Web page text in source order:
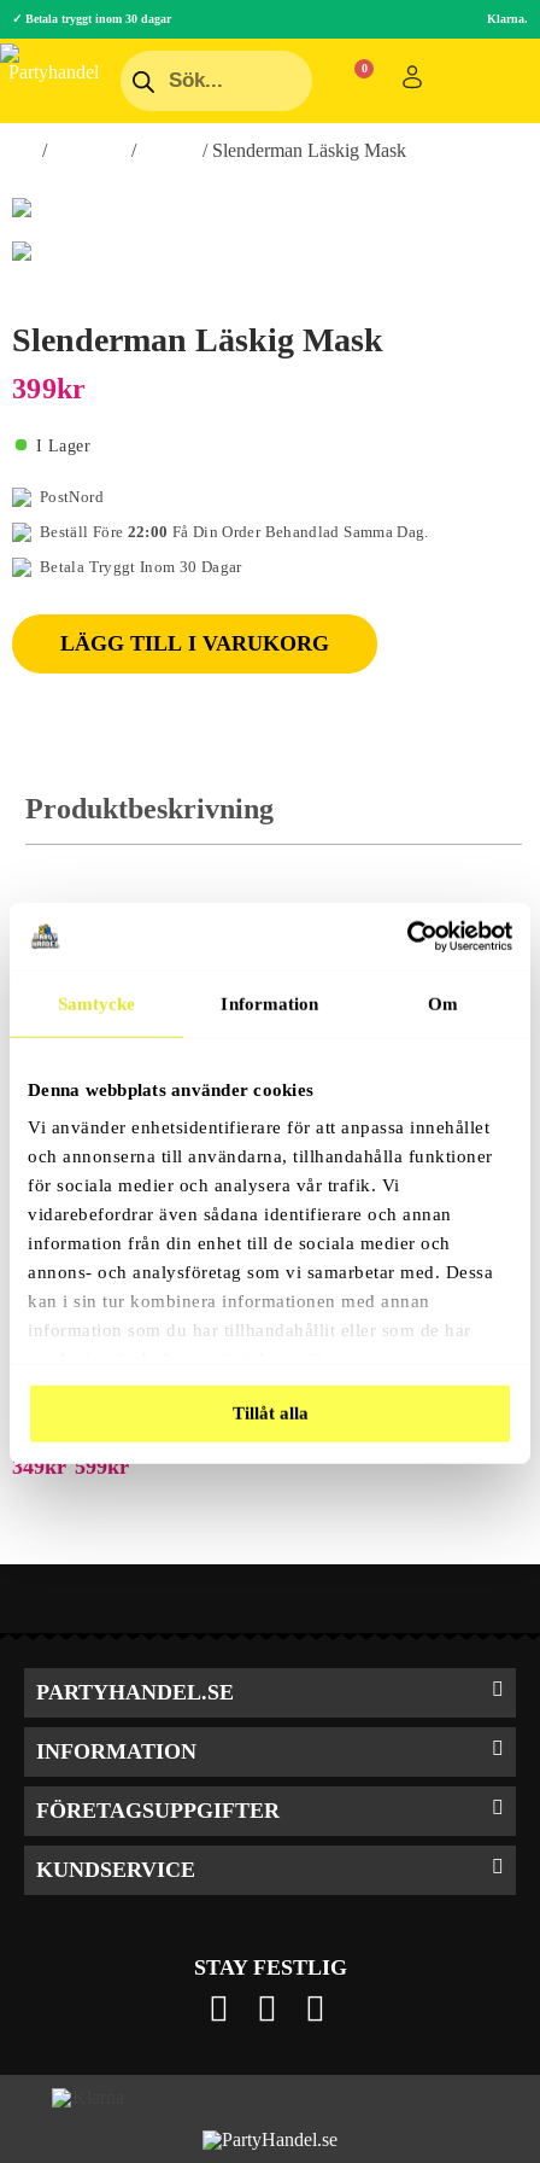
Samtycke Information Om
Denna webbplats använder cookies
Vi använder enhetsidentifierare för att anpassa innehållet
och annonserna till användarna, tillhandahålla funktioner
för sociala medier och analysera vår trafik. Vi
vidarebefordrar även sådana identifierare och annan
information från din enhet till de sociala medier och
annons- och analysföretag som vi samarbetar med. Dessa
kan i sin tur kombinera informationen med annan
information som du har tillhandahållit eller som de har
Tillåt alla
✓ Betala tryggt inom 30 dagar Klarna.
/ / / Slenderman Läskig Mask
Slenderman Läskig Mask
399Kr
I Lager
PostNord
Beställ Före 22:00 Få Din Order Behandlad Samma Dag.
Betala Tryggt Inom 30 Dagar
LÄGG TILL I VARUKORG
Produktbeskrivning
Recensioner (0)
Relaterade Produkter
499 Kr 299 Kr
Super Mario Dräkt Barn &
5.00
349Kr–599Kr
Kanin Mask Masquerade Deluxe
249
PARTYHANDEL.SE
INFORMATION
FÖRETAGSUPPGIFTER
KUNDSERVICE
STAY FESTLIG